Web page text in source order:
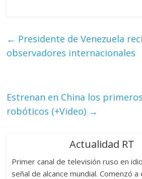
← Presidente de Venezuela
observadores internacionales
Estrenan en China los
robóticos (+Video) →
Actualidad RT
Primer canal de televisión ruso en
señal de alcance mundial. Comenzó